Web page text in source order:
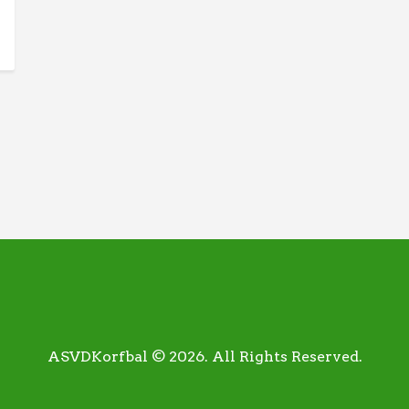
ASVDKorfbal © 2026. All Rights Reserved.